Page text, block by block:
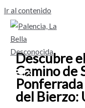
Ir al contenido
Descubre
Camino de
del Bierzo: